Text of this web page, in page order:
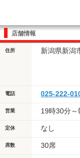
店舗情報
住所 新潟県新潟
電話 025-222-
営業 19時30分～
定休 なし
席数 30席